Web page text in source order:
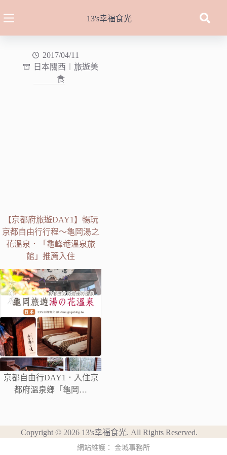
至
13's幸福食光
2017/04/11
日本關西︱旅遊美
食
【京都府旅遊DAY1】暢玩
京都自由行行程～龜岡湯之
花溫泉．「龜峰菴溫泉旅
館」推薦入住
京都自由行DAY1．入住京
都府溫泉鄉「龜岡…
Copyright © 2026 13's幸福食光. All Rights Reserved.
網站維護： 金城事務所